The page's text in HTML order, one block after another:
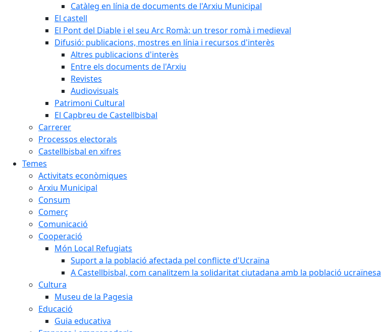
Catàleg en línia de documents de l'Arxiu Municipal
El castell
El Pont del Diable i el seu Arc Romà: un tresor romà i medieval
Difusió: publicacions, mostres en línia i recursos d'interès
Altres publicacions d'interès
Entre els documents de l'Arxiu
Revistes
Audiovisuals
Patrimoni Cultural
El Capbreu de Castellbisbal
Carrerer
Processos electorals
Castellbisbal en xifres
Temes
Activitats econòmiques
Arxiu Municipal
Consum
Comerç
Comunicació
Cooperació
Món Local Refugiats
Suport a la població afectada pel conflicte d'Ucraïna
A Castellbisbal, com canalitzem la solidaritat ciutadana amb la població ucraïnesa
Cultura
Museu de la Pagesia
Educació
Guia educativa